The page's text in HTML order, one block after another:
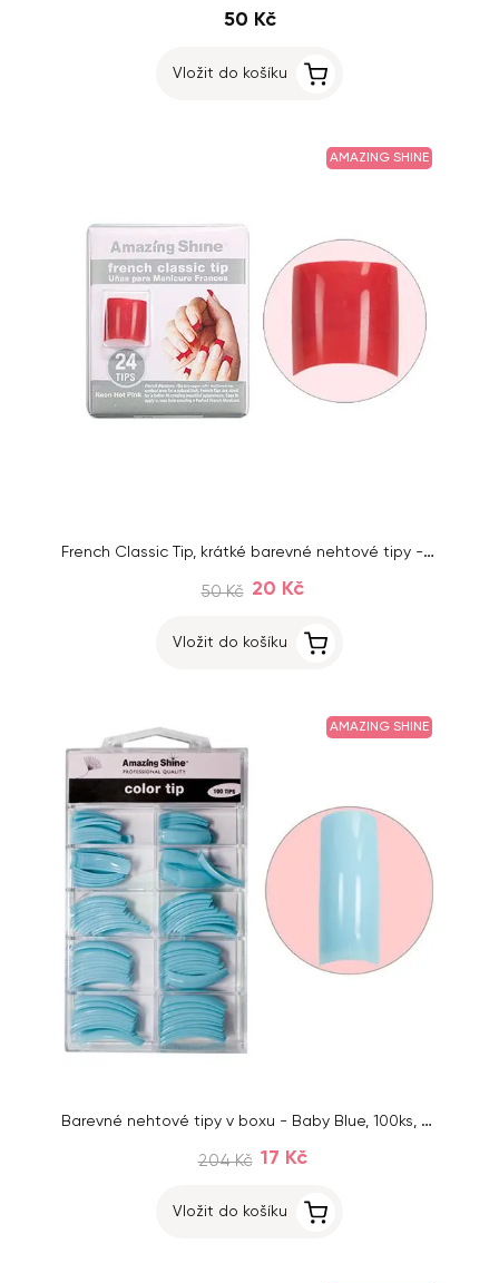
50 Kč
Vložit do košíku
AMAZING SHINE
French Classic Tip, krátké barevné nehtové tipy - Neon Red, 24 ks, č. 1 - 10
50 Kč 20 Kč
Vložit do košíku
AMAZING SHINE
Barevné nehtové tipy v boxu - Baby Blue, 100ks, č.1 - 10
204 Kč 17 Kč
Vložit do košíku